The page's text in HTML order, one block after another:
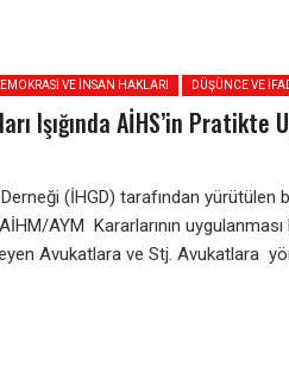
VE İNSAN HAKLARI DÜŞÜNCE VE
Işığında AİHS’in
(İHGD) tarafından
AYM Kararlarının
Avukatlara ve Stj. Avukatlara